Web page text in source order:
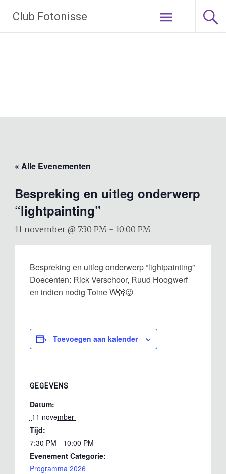
naar
de
Club Fotonisse
« Alle Evenementen
Bespreking en uitleg onderwerp
“lightpainting”
11 november @ 7:30 PM- 10:00 PM
Bespreking en uitleg onderwerp “lightpainting”
Doecenten: Rick Verschoor, Ruud Hoogwerf
en indien nodig Toine W🫣😜
Toevoegen aan kalender
GEGEVENS
Datum:
11 november
Tijd:
7:30 PM - 10:00 PM
Evenement Categorie:
Programma 2026